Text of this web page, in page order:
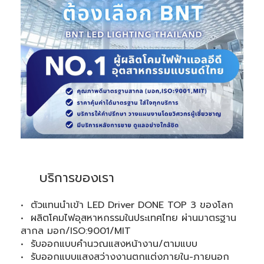
บริการของเรา
• ตัวแทนนำเข้า LED Driver DONE TOP 3 ของโลก
• ผลิตโคมไฟอุสหาหกรรมในประเทศไทย ผ่านมาตรฐาน
สากล มอก/ISO:9001/MIT
• รับออกแบบคำนวณแสงหน้างาน/ตามแบบ
• รับออกแบบแสงสว่างงานตกแต่งภายใน-ภายนอก